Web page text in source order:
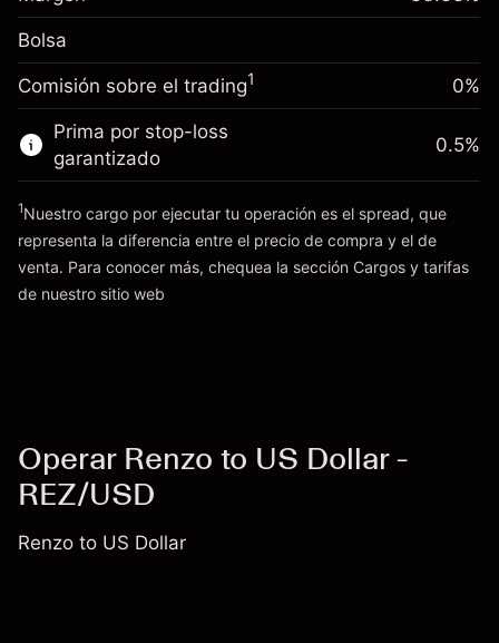
posición
Tamaño de la operación con apalancamiento
$3,000.30
Dinero del apalancamiento ~ $
Ir a la plataforma
Ajuste de financiamiento
Cargos por el valor total de la
posición
0.013699
Tamaño de la operación con apalancamiento
$3,000.30
Dinero del apalancamiento ~ $
Ir a la plataforma
Bolsa
Comisión sobre el trading1 0%
Prima por stop-loss
garantizado
Cargos
0.5%
1Nuestro cargo por ejecutar tu operación es el spread, que
representa la diferencia entre el precio de compra y el de
venta. Para conocer más, chequea la sección Cargos y tarifas
de nuestro sitio web
Operar Renzo to US Dollar -
REZ/USD
Renzo to US Dollar